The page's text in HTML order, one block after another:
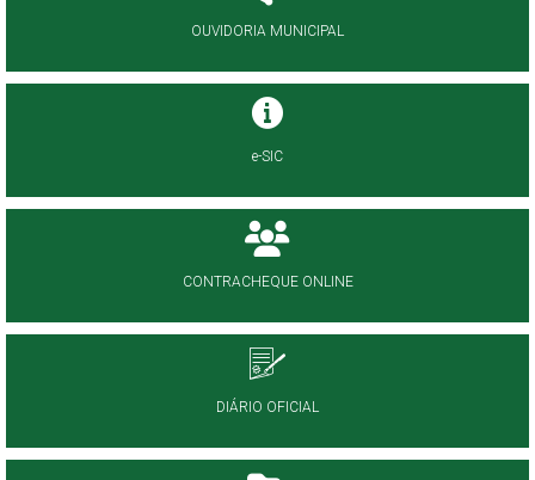
OUVIDORIA MUNICIPAL
e-SIC
CONTRACHEQUE ONLINE
DIÁRIO OFICIAL